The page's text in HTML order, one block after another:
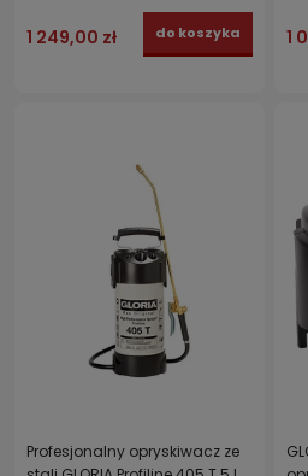
1 249,00 zł do koszyka 1
Profesjonalny opryskiwacz ze